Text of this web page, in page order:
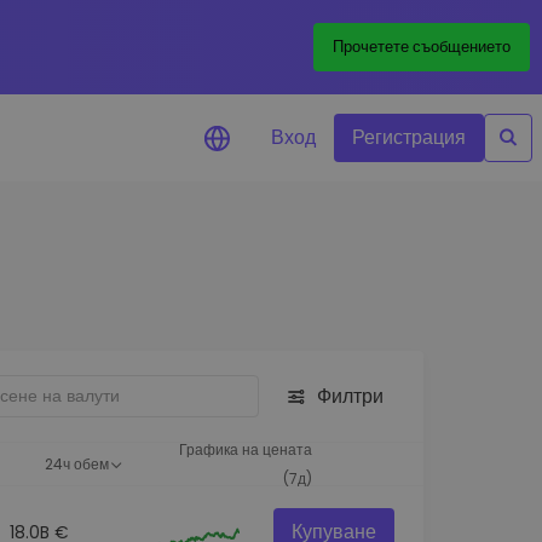
Прочетете съобщението
изпълнение
Вход Регистрация
Филтри
24ч обем
Графика на цената
(7д)
18.0B € Купуване